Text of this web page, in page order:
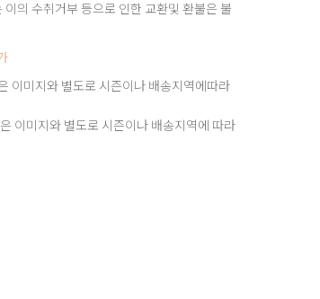
의 수취거부 등으로 인한 교환및 환불은 불
이미지와 별도로 시즌이나 배송지역에따라
이미지와 별도로 시즌이나 배송지역에 따라